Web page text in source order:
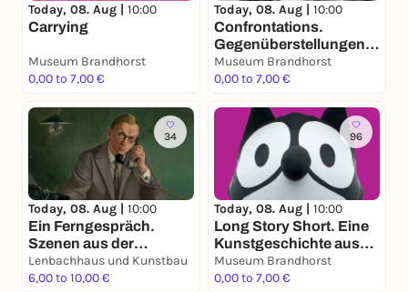
Today, 08. Aug | 10:00
Carrying
Museum Brandhorst
0,00 to 7,00 €
Today, 08. Aug | 10:00
Confrontations.
Gegenüberstellungen
aus der Sammlung
Museum Brandhorst
0,00 to 7,00 €
34
Today, 08. Aug | 10:00
Ein Ferngespräch.
Szenen aus der
Weimarer Republik
Lenbachhaus und Kunstbau
6,00 to 10,00 €
96
Today, 08. Aug | 10:00
Long Story Short. Eine
Kunstgeschichte aus
der Sammlung
Brandhorst von den
Museum Brandhorst
0,00 to 7,00 €